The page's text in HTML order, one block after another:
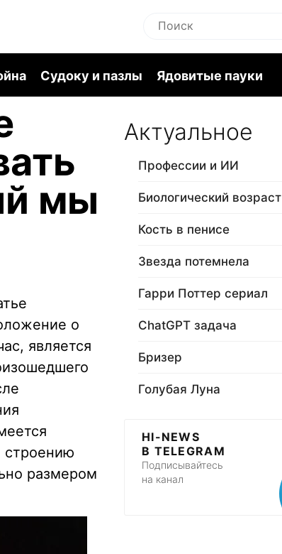
Судоку и пазлы Ядовитые пауки
мы
о
является
строению
размером
Актуальное
Профессии и ИИ
Биологический возраст
Кость в пенисе
Звезда потемнела
Гарри Поттер сериал
ChatGPT задача
Бризер
Голубая Луна
HI-NEWS
В TELEGRAM
Подписывайтесь
на канал